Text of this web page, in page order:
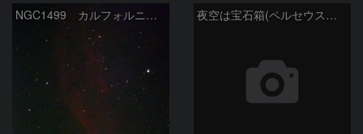
NGC1499 カルフォルニア星雲 夜空は宝石箱(ペルセウス座 NGC1491) Seestar50